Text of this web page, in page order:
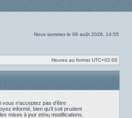
Nous sommes le 06 août 2026, 14:55
Heures au format UTC+02:00
n’acceptez pas d’être
informé, bien qu’il soit prudent
mises à jour et/ou modifications.